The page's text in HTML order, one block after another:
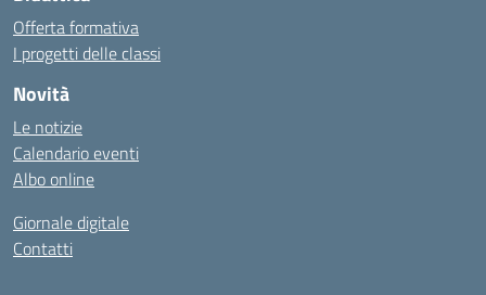
Offerta formativa
I progetti delle classi
Novità
Le notizie
Calendario eventi
Albo online
Giornale digitale
Contatti